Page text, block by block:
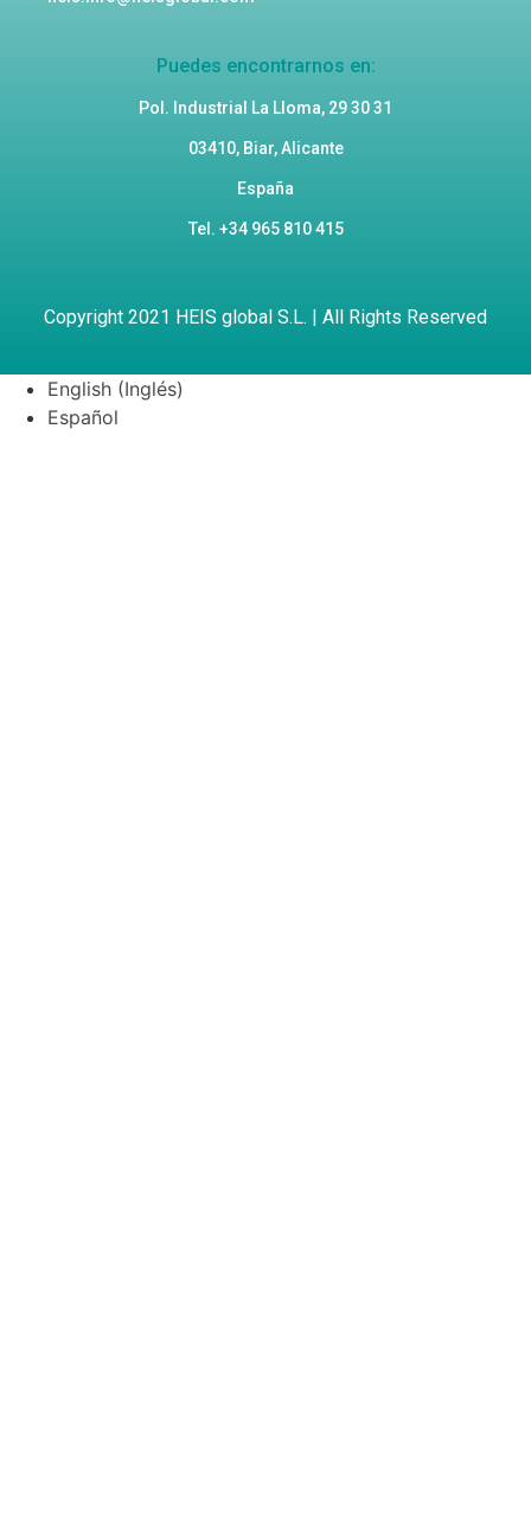
Puedes encontrarnos en:
Pol. Industrial La Lloma, 29 30 31
03410, Biar, Alicante
España
Tel. +34 965 810 415
Copyright 2021 HEIS global S.L. | All Rights Reserved
English (Inglés)
Español